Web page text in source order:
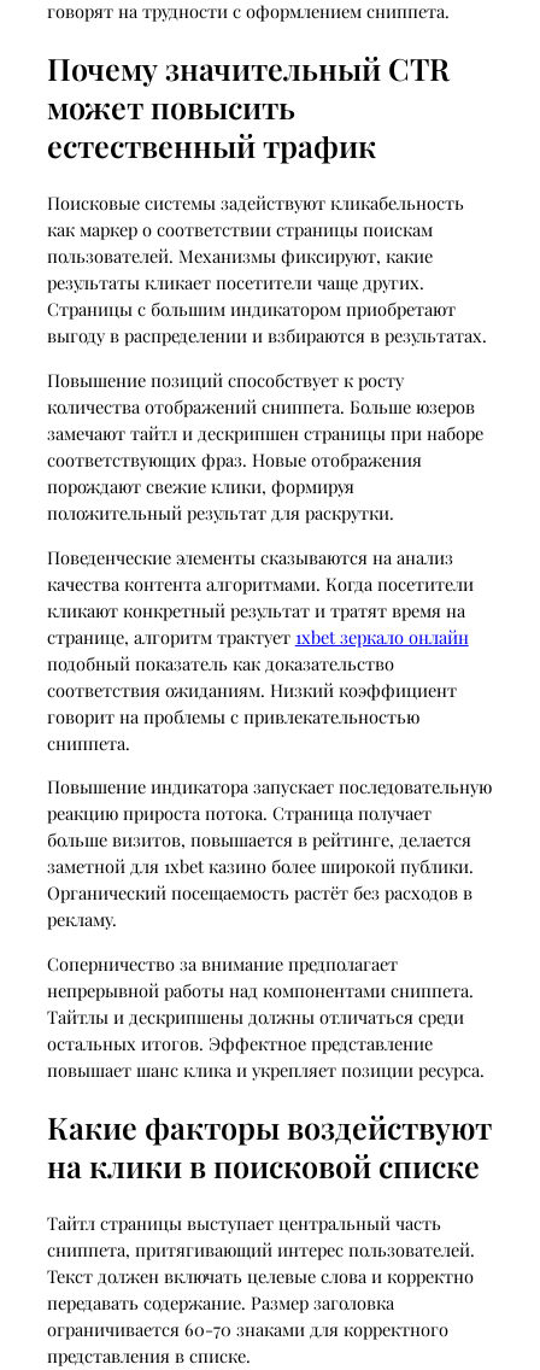
говорят на трудности с оформлением сниппета.
Почему значительный CTR
может повысить
естественный трафик
Поисковые системы задействуют кликабельность
как маркер о соответствии страницы поискам
пользователей. Механизмы фиксируют, какие
результаты кликает посетители чаще других.
Страницы с большим индикатором приобретают
выгоду в распределении и взбираются в результатах.
Повышение позиций способствует к росту
количества отображений сниппета. Больше юзеров
замечают тайтл и дескрипшен страницы при наборе
соответствующих фраз. Новые отображения
порождают свежие клики, формируя
положительный результат для раскрутки.
Поведенческие элементы сказываются на анализ
качества контента алгоритмами. Когда посетители
кликают конкретный результат и тратят время на
странице, алгоритм трактует 1xbet зеркало онлайн
подобный показатель как доказательство
соответствия ожиданиям. Низкий коэффициент
говорит на проблемы с привлекательностью
сниппета.
Повышение индикатора запускает последовательную
реакцию прироста потока. Страница получает
больше визитов, повышается в рейтинге, делается
заметной для 1xbet казино более широкой публики.
Органический посещаемость растёт без расходов в
рекламу.
Соперничество за внимание предполагает
непрерывной работы над компонентами сниппета.
Тайтлы и дескрипшены должны отличаться среди
остальных итогов. Эффектное представление
повышает шанс клика и укрепляет позиции ресурса.
Какие факторы воздействуют
на клики в поисковой списке
Тайтл страницы выступает центральный часть
сниппета, притягивающий интерес пользователей.
Текст должен включать целевые слова и корректно
передавать содержание. Размер заголовка
ограничивается 60-70 знаками для корректного
представления в списке.